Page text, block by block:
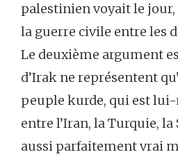
palestinien voyait le
la guerre civile entre les
Le deuxième argument
d’Irak ne représentent
peuple kurde, qui est
entre l’Iran, la Turquie, la
aussi parfaitement vrai